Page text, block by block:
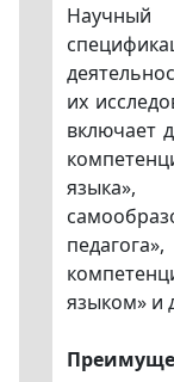
Научный
их
включает
языком» и